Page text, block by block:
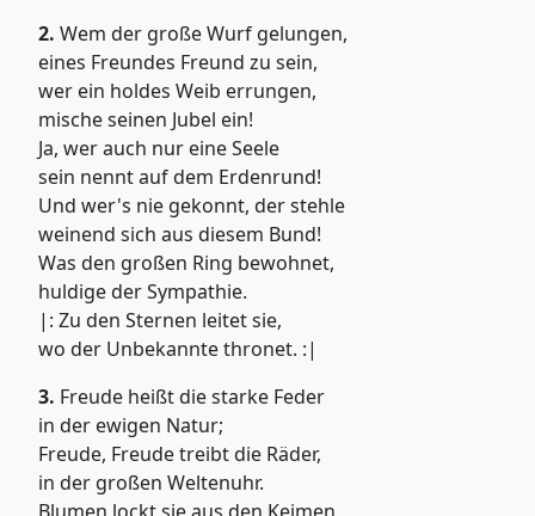
2. Wem der große Wurf gelungen,
eines Freundes Freund zu sein,
wer ein holdes Weib errungen,
mische seinen Jubel ein!
Ja, wer auch nur eine Seele
sein nennt auf dem Erdenrund!
Und wer's nie gekonnt, der stehle
weinend sich aus diesem Bund!
Was den großen Ring bewohnet,
huldige der Sympathie.
|: Zu den Sternen leitet sie,
wo der Unbekannte thronet. :|
3. Freude heißt die starke Feder
in der ewigen Natur;
Freude, Freude treibt die Räder,
in der großen Weltenuhr.
Blumen lockt sie aus den Keimen,